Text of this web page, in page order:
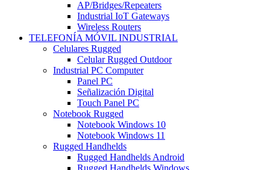
AP/Bridges/Repeaters
Industrial IoT Gateways
Wireless Routers
TELEFONÍA MÓVIL INDUSTRIAL
Celulares Rugged
Celular Rugged Outdoor
Industrial PC Computer
Panel PC
Señalización Digital
Touch Panel PC
Notebook Rugged
Notebook Windows 10
Notebook Windows 11
Rugged Handhelds
Rugged Handhelds Android
Rugged Handhelds Windows